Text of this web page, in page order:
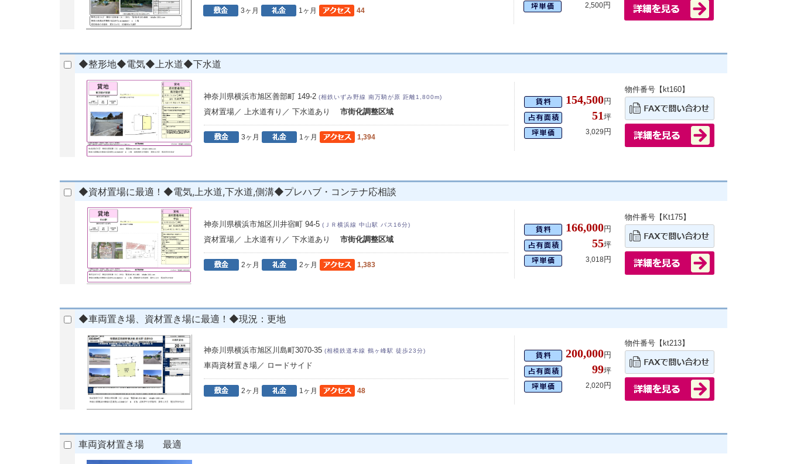
3ヶ月 1ヶ月 44
2,500円
◆整形地◆電気◆上水道◆下水道
神奈川県横浜市旭区善部町 149-2 (相鉄いずみ野線 南万騎が原 距離1,800m)
資材置場／ 上水道有り／ 下水道あり 市街化調整区域
3ヶ月 1ヶ月 1,394
154,500円
51 坪
3,029 円
物件番号【kt160】
◆資材置場に最適！◆電気,上水道,下水道,側溝◆プレハブ・コンテナ応相談
神奈川県横浜市旭区川井宿町 94-5 (ＪＲ横浜線 中山駅 バス16分)
資材置場／ 上水道有り／ 下水道あり 市街化調整区域
2ヶ月 2ヶ月 1,383
166,000円
55坪
3,018円
物件番号【Kt175】
◆車両置き場、資材置き場に最適！◆現況：更地
神奈川県横浜市旭区川島町3070-35 (相模鉄道本線 鶴ヶ峰駅 徒歩23分)
車両資材置き場／ ロードサイド
2ヶ月 1ヶ月 48
200,000円
99坪
2,020円
物件番号【kt213】
車両資材置き場 最適